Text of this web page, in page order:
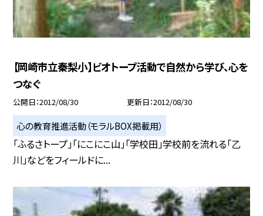
【岡崎市立秦梨小】ビオトープ活動で自然から学び、心を
つなぐ
公開日 2012/08/30 更新日 2012/08/30
心の教育推進活動（モラルBOX掲載用）
「ふるさトープ」「にこにこ山」「学校田」学校前を流れる「乙
川」などをフィールドに...